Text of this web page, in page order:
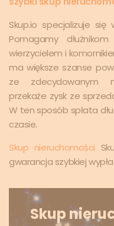
Skup.io specjalizuje
Pomagamy
wierzycielem i
ma większe szanse
ze zdecydowanym
przekaże zysk ze
W ten sposób spłata
czasie.
Skup nieruchomości
gwarancja szybkiej
Skup